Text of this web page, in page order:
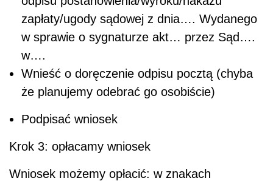
zapłaty/ugody sądowej z dnia…. Wydanego
w sprawie o sygnaturze akt… przez Sąd….
w….
Wnieść o doręczenie odpisu pocztą (chyba
że planujemy odebrać go osobiście)
Podpisać wniosek
Krok 3: opłacamy wniosek
Wniosek możemy opłacić: w znakach